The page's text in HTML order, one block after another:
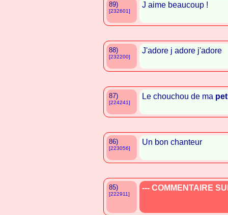
89)
[232601]
J aime beaucoup !
88)
[232200]
J'adore j adore j'adore
87)
[224241]
Le chouchou de ma
86)
[223056]
Un bon chanteur
85)
[222911]
--- COMMENTAIRE